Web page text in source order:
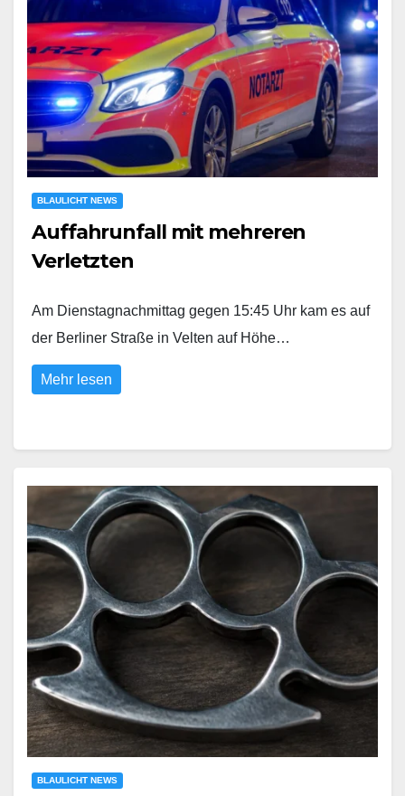
BLAULICHT NEWS
Auffahrunfall mit mehreren
Verletzten
Am Dienstagnachmittag gegen 15:45 Uhr kam es auf
der Berliner Straße in Velten auf Höhe…
Mehr lesen
BLAULICHT NEWS